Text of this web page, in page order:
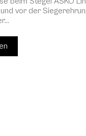
vor der